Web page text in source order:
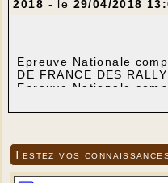
2018 - le 29/04/2018
Epreuve Nationale
DE FRANCE DES
Epreuve Nationale
DE FRANCE DES
(véhicules historiques)
Epreuves
CAZILLAC – CUZANCE
MARTEL et SARRAZAC
Testez vos